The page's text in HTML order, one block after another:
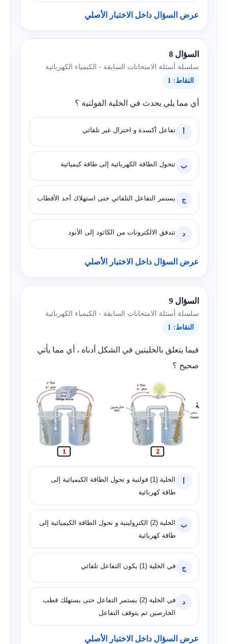
عرض السؤال داخل الاختبار الأصلي
السؤال 8
سلسلة أسئلة الامتحانات السابقة - الكيمياء الكهربائية
النقاط: 1
أي مما يلي يحدث في الخلية الفولتية ؟
تفاعل أكسدة و اختزال غير تلقائي
ب تتحول الطاقة الكهربائية إلى طاقة كيميائية
ج يستمر التفاعل التلقائي حتى استهلاك أحد الأقطاب
د تتدفق الالكترونات من الكاثود إلى الأنود
عرض السؤال داخل الاختبار الأصلي
السؤال 9
سلسلة أسئلة الامتحانات السابقة - الكيمياء الكهربائية
النقاط: 1
فيما يتعلق بالخليتين في الشكل أدناه ، أي مما يأتي
صحيح ؟
الخلية (1) فولتية و تحول الطاقة الكيميائية إلى
طاقة كهربائية
ب
الخلية (2) الكتروليتية و تحول الطاقة الكيميائية إلى
طاقة كهربائية
ج في الخلية (1) يكون التفاعل تلقائي
د
في الخلية (2) يستمر التفاعل حتى يستهلك قطب
الخارصين ثم يتوقف التفاعل
عرض السؤال داخل الاختبار الأصلي